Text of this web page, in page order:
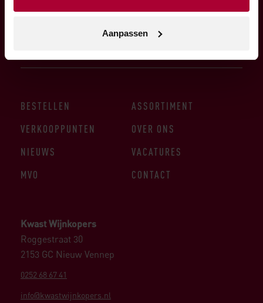
Aanpassen
Kwast Wijnkopers
Roggestraat 30
2153 GC Nieuw Vennep
0252 68 67 41
info@kwastwijnkopers.nl
BESTELLEN
ASSORTIMENT
VERKOOPPUNTEN
OVER ONS
NIEUWS
VACATURES
MVO
CONTACT